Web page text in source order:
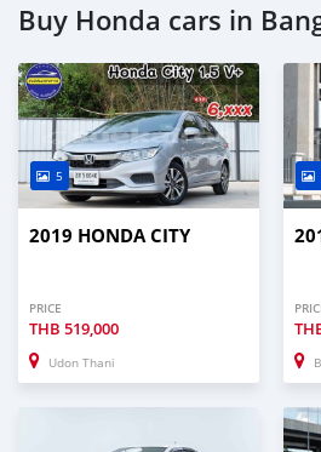
Buy Honda cars in
5
2019 HONDA CITY
PRICE
THB 519,000
Udon Thani